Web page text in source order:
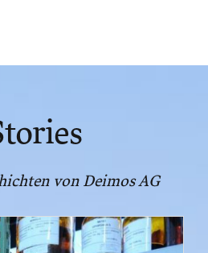
von Deimos AG